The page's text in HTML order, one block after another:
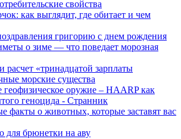
свойства
как выглядит, где обитает и чем
григорию с днем рождения
о зиме — что поведает морозная
расчет «тринадцатой зарплаты
морские существа
геофизическое оружие – HAARP как
геноцида - Странник
факты о животных, которые заставят вас
для брюнетки на аву